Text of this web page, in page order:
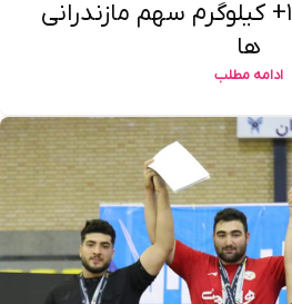
سه طلا دسته ۱۰۲+ کیلوگرم سهم مازندرانی
ها
ادامه مطلب